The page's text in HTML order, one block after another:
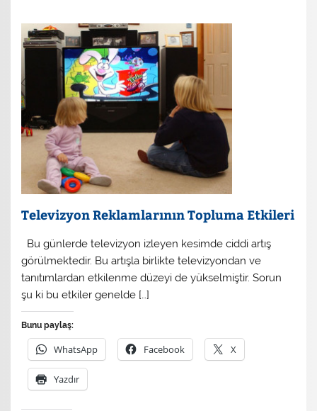
Televizyon Reklamlarının Topluma Etkileri
Bu günlerde televizyon izleyen kesimde ciddi artış
görülmektedir. Bu artışla birlikte televizyondan ve
tanıtımlardan etkilenme düzeyi de yükselmiştir. Sorun
şu ki bu etkiler genelde […]
Bunu paylaş:
WhatsApp Facebook X
Yazdır